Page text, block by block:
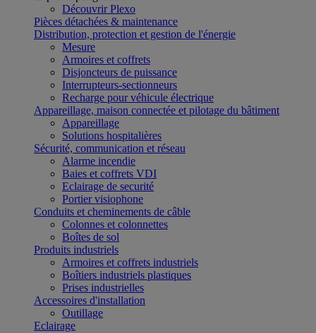
Découvrir Plexo
Pièces détachées & maintenance
Distribution, protection et gestion de l'énergie
Mesure
Armoires et coffrets
Disjoncteurs de puissance
Interrupteurs-sectionneurs
Recharge pour véhicule électrique
Appareillage, maison connectée et pilotage du bâtiment
Appareillage
Solutions hospitalières
Sécurité, communication et réseau
Alarme incendie
Baies et coffrets VDI
Eclairage de securité
Portier visiophone
Conduits et cheminements de câble
Colonnes et colonnettes
Boîtes de sol
Produits industriels
Armoires et coffrets industriels
Boîtiers industriels plastiques
Prises industrielles
Accessoires d'installation
Outillage
Eclairage